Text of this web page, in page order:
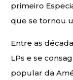
primeiro
que se tornou
Entre as
LPs e se
popular da